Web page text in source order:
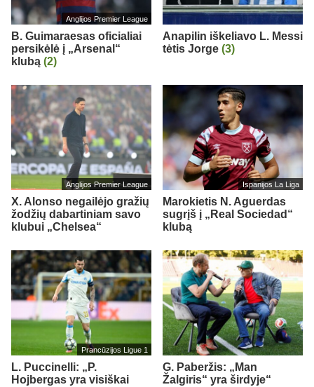
Anglijos Premier League
B. Guimaraesas oficialiai
persikėlė į „Arsenal“
klubą (2)
Anapilin iškeliavo L. Messi
tėtis Jorge (3)
Anglijos Premier League
X. Alonso negailėjo gražių
žodžių dabartiniam savo
klubui „Chelsea“
Ispanijos La Liga
Marokietis N. Aguerdas
sugrįš į „Real Sociedad“
klubą
Prancūzijos Ligue 1
L. Puccinelli: „P.
Hojbergas yra visiškai
G. Paberžis: „Man
Žalgiris“ yra širdyje“